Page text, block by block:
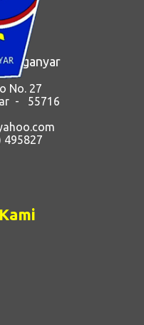
No. 27
- 55716
495827